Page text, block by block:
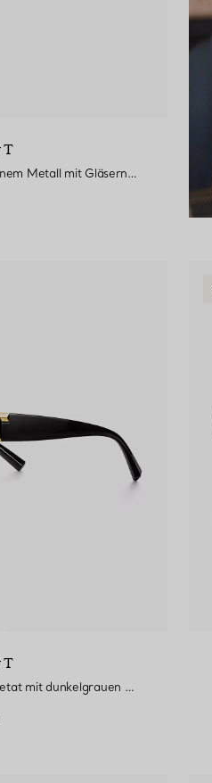
T
Sonnenbrille aus blassgoldfarbenem Metall mit Gläsern mit grauem Farbverlauf
T
Sonnenbrille aus schwarzem Acetat mit dunkelgrauen Gläsern